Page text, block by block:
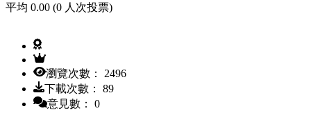
平均 0.00 (0 人次投票)
瀏覽次數： 2496
下載次數： 89
意見數： 0